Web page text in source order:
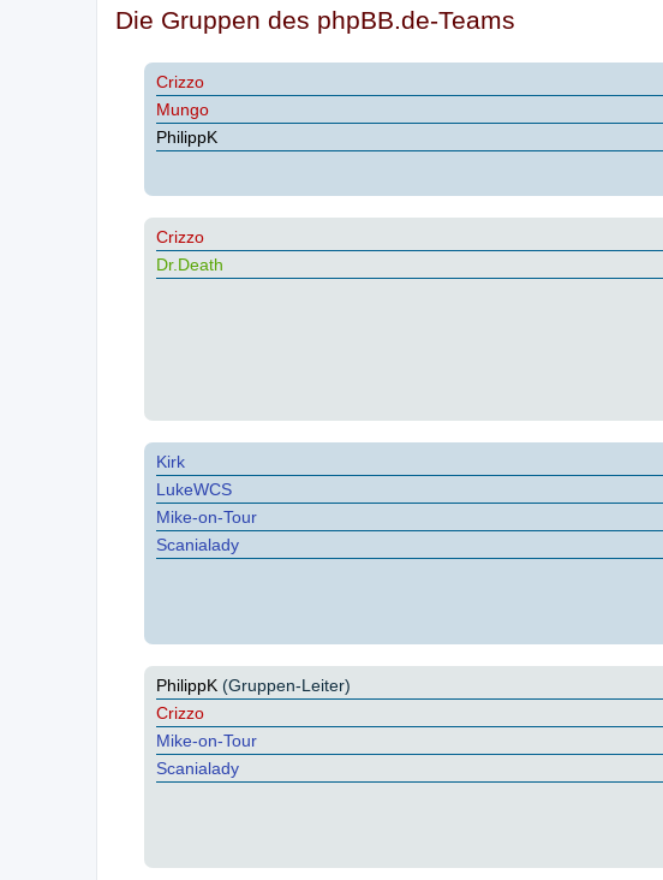
Die Gruppen des phpBB.de-Teams
Crizzo
Mungo
PhilippK
Crizzo
Dr.Death
Kirk
LukeWCS
Mike-on-Tour
Scanialady
PhilippK (Gruppen-Leiter)
Crizzo
Mike-on-Tour
Scanialady